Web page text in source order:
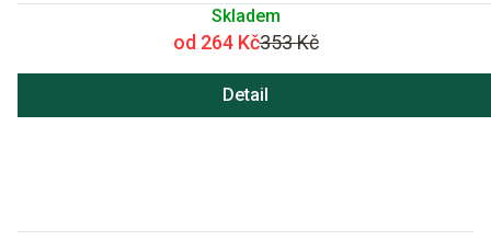
Skladem
od 264 Kč353 Kč
Detail